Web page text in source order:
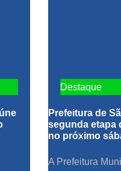
Destaque
Prefeitura de
segunda etapa
no próximo
A Prefeitura